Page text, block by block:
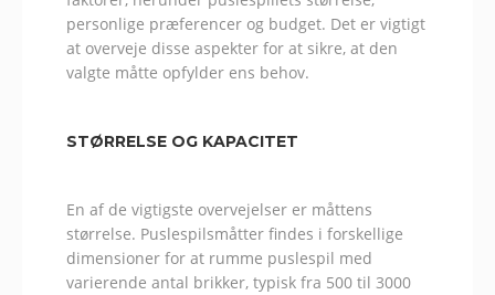
personlige præferencer og budget. Det er vigtigt
at overveje disse aspekter for at sikre, at den
valgte måtte opfylder ens behov.
STØRRELSE OG KAPACITET
En af de vigtigste overvejelser er måttens
størrelse. Puslespilsmåtter findes i forskellige
dimensioner for at rumme puslespil med
varierende antal brikker, typisk fra 500 til 3000